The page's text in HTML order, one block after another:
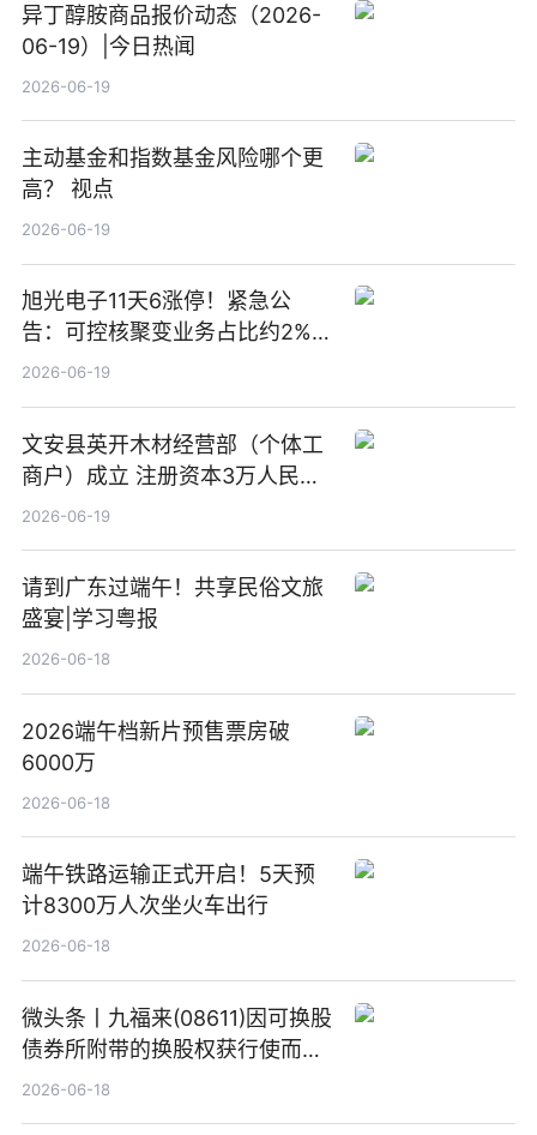
异丁醇胺商品报价动态（2026-
06-19）|今日热闻
2026-06-19
主动基金和指数基金风险哪个更
高？ 视点
2026-06-19
旭光电子11天6涨停！紧急公
告：可控核聚变业务占比约2%！
前沿热点
2026-06-19
文安县英开木材经营部（个体工
商户）成立 注册资本3万人民币
新要闻
2026-06-19
请到广东过端午！共享民俗文旅
盛宴|学习粤报
2026-06-18
2026端午档新片预售票房破
6000万
2026-06-18
端午铁路运输正式开启！5天预
计8300万人次坐火车出行
2026-06-18
微头条丨九福来(08611)因可换股
债券所附带的换股权获行使而发
行5200万股
2026-06-18